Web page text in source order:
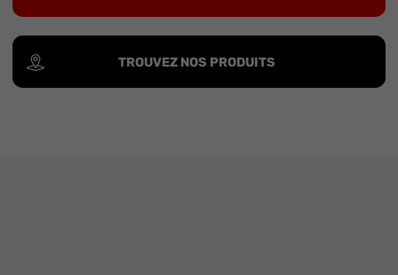
TROUVEZ NOS PRODUITS